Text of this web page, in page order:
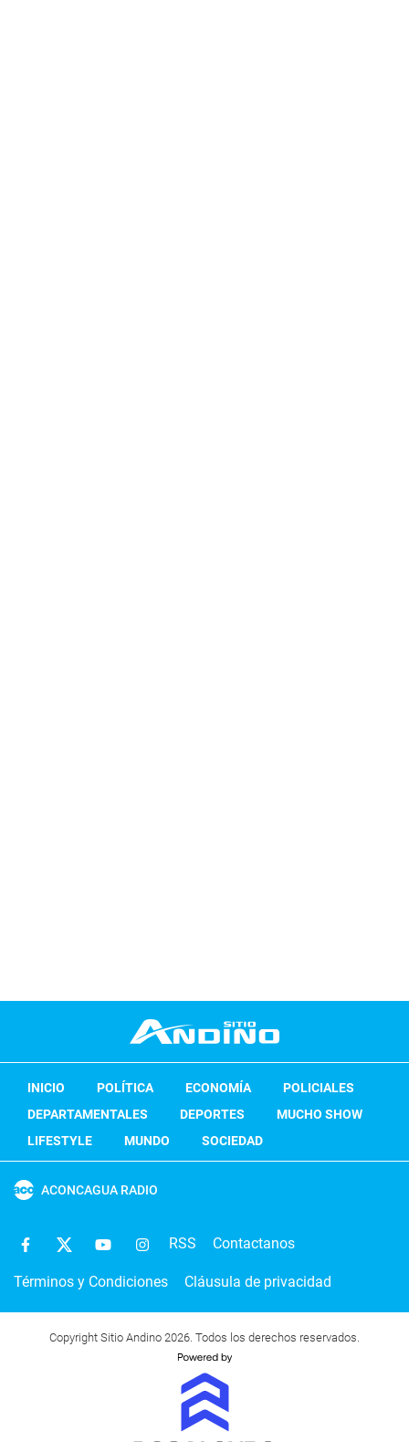
INICIO POLÍTICA ECONOMÍA
POLICIALES
DEPARTAMENTALES
DEPORTES
MUCHO SHOW
LIFESTYLE
MUNDO SOCIEDAD
ACONCAGUA RADIO
RSS Contactanos
Términos y Condiciones Cláusula de privacidad
Copyright Sitio Andino 2026. Todos los derechos reservados.